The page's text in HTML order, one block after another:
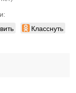
Класснуть